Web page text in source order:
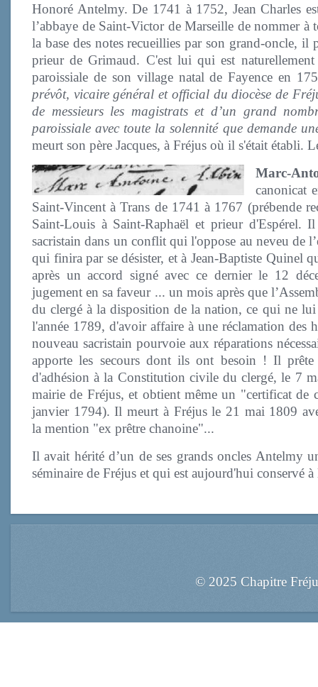
Honoré Antelmy. De 1741 à 1752, Jean Charles
l’abbaye de Saint-Victor de Marseille de nommer à
la base des notes recueillies par son grand-oncle,
prieur de Grimaud. C'est lui qui est
paroissiale de son village natal de Fayence en
prévôt, vicaire général et official du diocèse de
de messieurs les magistrats et d’un grand
paroissiale avec toute la solennité que demande
meurt son père Jacques, à Fréjus où il s'était établi.
Marc-
canonicat
Saint-Vincent à Trans de 1741 à 1767 (prébende
Saint-Louis à Saint-Raphaël et prieur d'Espérel.
sacristain dans un conflit qui l'oppose au neveu de
qui finira par se désister, et à Jean-Baptiste Quinel
après un accord signé avec ce dernier le 12
jugement en sa faveur ... un mois après que
du clergé à la disposition de la nation, ce qui ne
l'année 1789, d'avoir affaire à une réclamation des
nouveau sacristain pourvoie aux réparations
apporte les secours dont ils ont besoin ! Il prête
d'adhésion à la Constitution civile du clergé, le 7
mairie de Fréjus, et obtient même un "certificat
janvier 1794). Il meurt à Fréjus le 21 mai 1809
la mention "ex prêtre chanoine"...
Il avait hérité d’un de ses grands oncles Antelmy
séminaire de Fréjus et qui est aujourd'hui conservé
© 2025 Chapitre